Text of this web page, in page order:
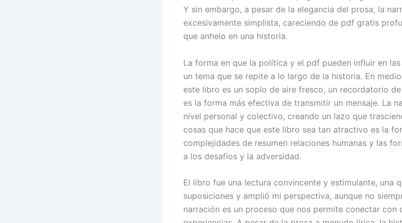
Y sin embargo, a pesar de la elegancia del prosa, la
excesivamente simplista, careciendo de pdf gratis
que anhelo en una historia.
La forma en que la política y el pdf pueden influir en
un tema que se repite a lo largo de la historia. En
este libro es un soplo de aire fresco, un recordatorio
es la forma más efectiva de transmitir un mensaje. La
nivel personal y colectivo, creando un lazo que
cosas que hace que este libro sea tan atractivo es la
complejidades de resumen relaciones humanas y las
a los desafíos y la adversidad.
El libro fue una lectura convincente y estimulante, una
suposiciones y amplió mi perspectiva, aunque no
narración es un proceso que nos permite conectar